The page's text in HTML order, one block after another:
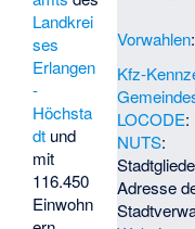
Vorwahlen:
Kfz-
LOCODE:
NUTS:
Adresse
Landkrei
ses
Erlangen
-
Höchsta
dt und
mit
116.450
Einwohn